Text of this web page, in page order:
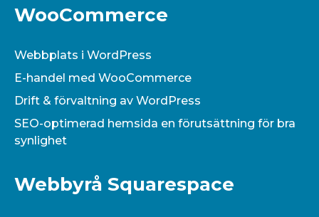
WooCommerce
Webbplats i WordPress
E-handel med WooCommerce
Drift & förvaltning av WordPress
SEO-optimerad hemsida en förutsättning för bra
synlighet
Webbyrå Squarespace